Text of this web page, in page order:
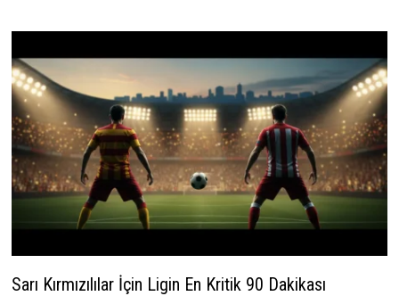
Sarı Kırmızılılar İçin Ligin En Kritik 90 Dakikası